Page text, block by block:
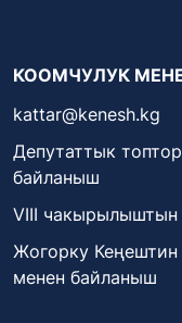
КООМЧУЛУК
kattar@kenesh.kg
Депутаттык
байланыш
VIII чакырылыштын
Жогорку
менен байланыш